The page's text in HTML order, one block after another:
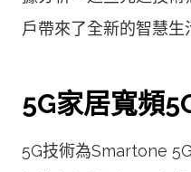
戶帶來了全新的智慧生
5G家居寬頻
5G技術為Smartone